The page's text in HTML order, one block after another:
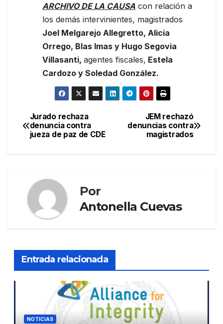
ARCHIVO DE LA CAUSA con relación a
los demás intervinientes, magistrados
Joel Melgarejo Allegretto, Alicia
Orrego, Blas Imas y Hugo Segovia
Villasanti, agentes fiscales, Estela
Cardozo y Soledad González.
Navegación
de
JEM rechazó
denuncias contra
magistrados
Jurado rechaza
denuncia contra
jueza de paz de CDE
Por
Antonella Cuevas
Entrada relacionada
NOTICIAS